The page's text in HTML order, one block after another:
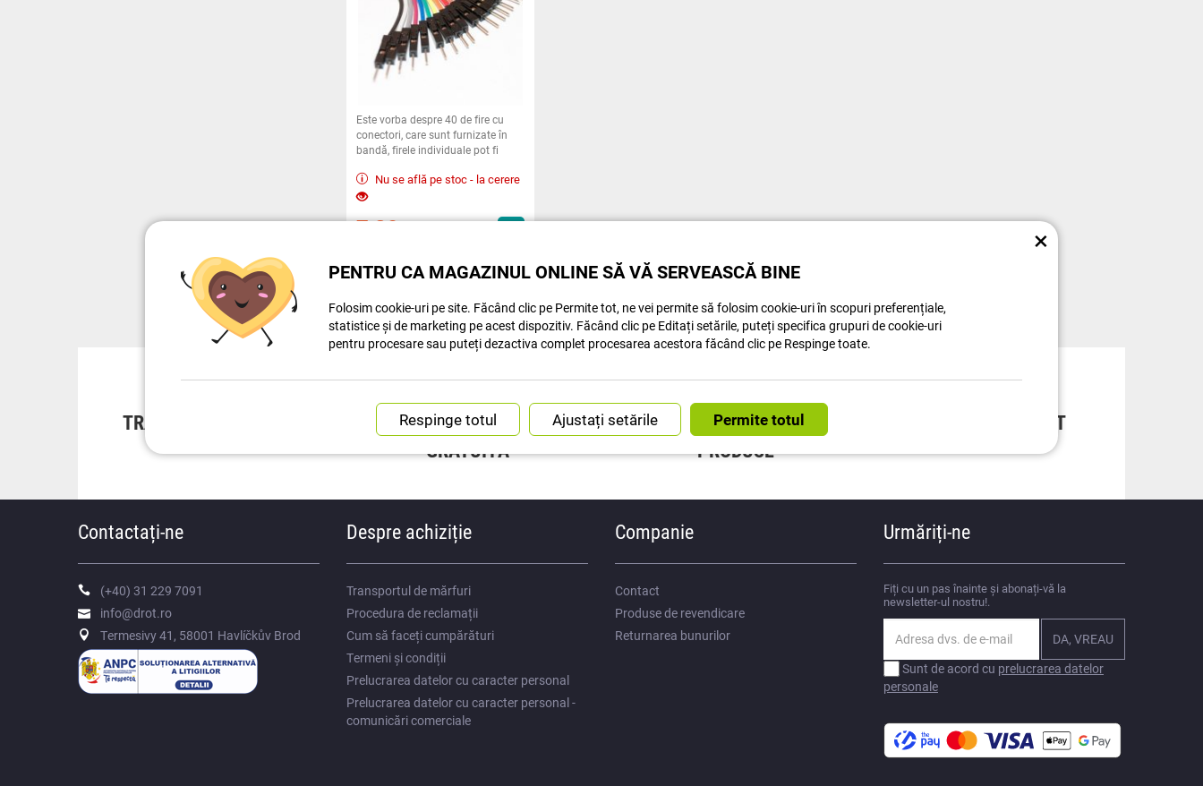
PENTRU CA MAGAZINUL ONLINE SĂ VĂ SERVEASCĂ BINE
Folosim cookie-uri pe site. Făcând clic pe Permite tot, ne vei permite să folosim cookie-uri în scopuri preferențiale,
statistice și de marketing pe acest dispozitiv. Făcând clic pe Editați setările, puteți specifica grupuri de cookie-uri
pentru procesare sau puteți dezactiva complet procesarea acestora făcând clic pe Respinge toate.
Ajustați setările
×
Este vorba despre 40 de fire cu
conectori, care sunt furnizate în
bandă, firele individuale pot fi
Nu se află pe stoc - la cerere
7,89Lei
TRANSPORT RAPID
OPȚIUNE DE EXPEDIERE
GRATUITĂ
INSTRUCȚIUNI PENTRU
PRODUSE
DE DESCĂRCAT
Contactați-ne
(+40) 31 229 7091
info@drot.ro
Termesivy 41, 58001 Havlíčkův Brod
Despre achiziție
Transportul de mărfuri
Procedura de reclamații
Cum să faceți cumpărături
Termeni și condiții
Prelucrarea datelor cu caracter personal
Prelucrarea datelor cu caracter personal -
comunicări comerciale
Companie
Contact
Produse de revendicare
Returnarea bunurilor
Urmăriți-ne
Fiți cu un pas înainte și abonați-vă la
newsletter-ul nostru!.
Sunt de acord cu prelucrarea datelor
personale